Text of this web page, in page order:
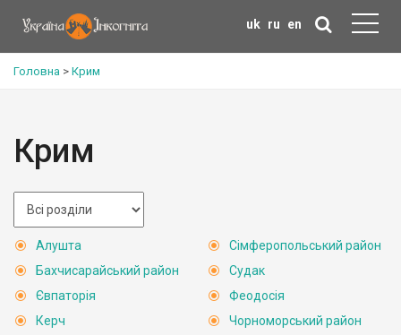
uk ru en
Головна > Крим
Крим
Алушта
Бахчисарайський район
Євпаторія
Керч
Сімферопольський район
Судак
Феодосія
Чорноморський район